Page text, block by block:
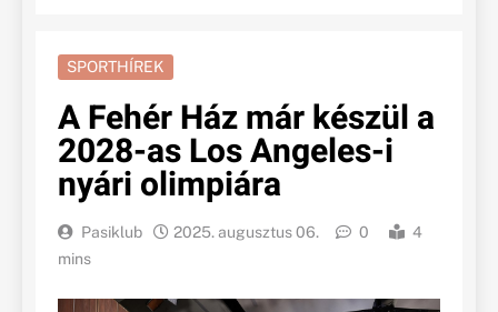
SPORTHÍREK
A Fehér Ház már készül a
2028-as Los Angeles-i
nyári olimpiára
Pasiklub 2025. augusztus 06. 0
4
mins